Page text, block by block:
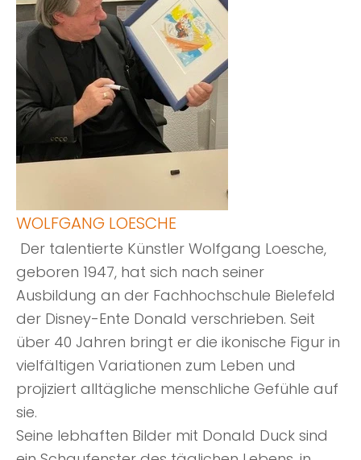
WOLFGANG LOESCHE
Der talentierte Künstler Wolfgang Loesche,
geboren 1947, hat sich nach seiner
Ausbildung an der Fachhochschule Bielefeld
der Disney-Ente Donald verschrieben. Seit
über 40 Jahren bringt er die ikonische Figur in
vielfältigen Variationen zum Leben und
projiziert alltägliche menschliche Gefühle auf
sie.
Seine lebhaften Bilder mit Donald Duck sind